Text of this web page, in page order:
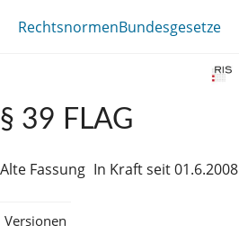
RechtsnormenBundesgesetze
§ 39 FLAG
Alte Fassung In Kraft seit 01.6.2008
Versionen